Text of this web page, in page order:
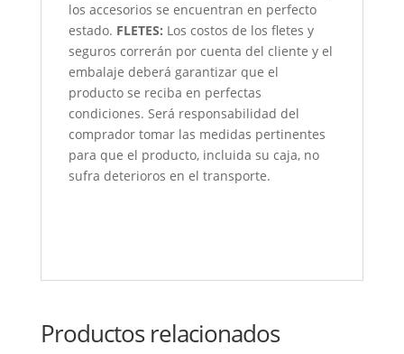
los accesorios se encuentran en perfecto
estado. FLETES: Los costos de los fletes y
seguros correrán por cuenta del cliente y el
embalaje deberá garantizar que el
producto se reciba en perfectas
condiciones. Será responsabilidad del
comprador tomar las medidas pertinentes
para que el producto, incluida su caja, no
sufra deterioros en el transporte.
Productos relacionados